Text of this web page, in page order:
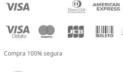
Compra 100% segura